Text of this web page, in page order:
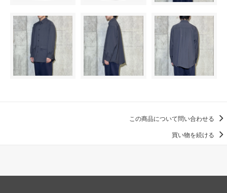
この商品について問い合わせる
買い物を続ける